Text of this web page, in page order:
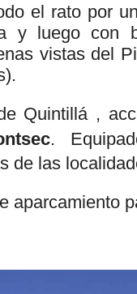
el rato por
y luego con
vistas del
Quintillá ,
.
de las
aparcamiento